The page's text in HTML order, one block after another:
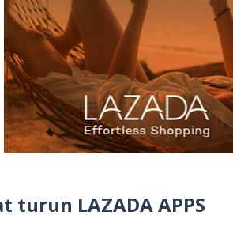
turun LAZADA APPS